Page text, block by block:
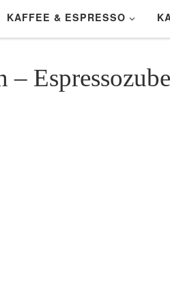
KAFFEE & ESPRESSO
–